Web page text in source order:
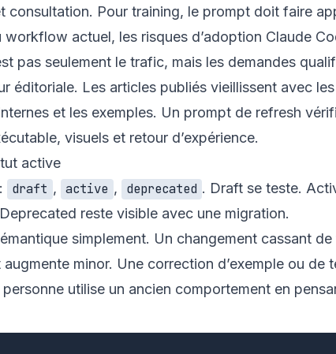
consultation. Pour training, le prompt doit faire
workflow actuel, les risques d’adoption Claude
pas seulement le trafic, mais les demandes
éditoriale. Les articles publiés vieillissent avec
et les exemples. Un prompt de refresh
visuels et retour d’expérience.
active
draft , active , deprecated . Draft se teste.
reste visible avec une migration.
simplement. Un changement cassant
minor. Une correction d’exemple ou de
personne utilise un ancien comportement en